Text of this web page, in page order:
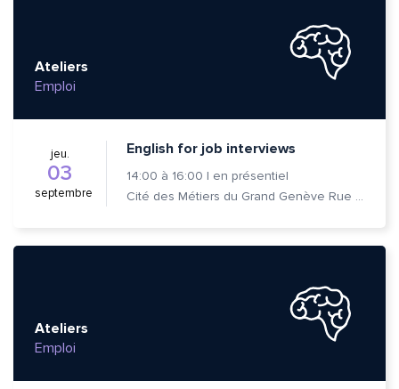
Ateliers
Emploi
jeu.
03
septembre
English for job interviews
14:00 à 16:00 | en présentiel
Cité des Métiers du Grand Genève Rue Prévost-Martin 6 1205 Genève
Ateliers
Emploi